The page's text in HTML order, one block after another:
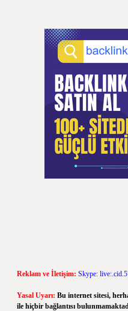
Reklam ve İletişim: Skype:
Yasal Uyarı: Bu internet sitesi,
ile hiçbir bağlantısı